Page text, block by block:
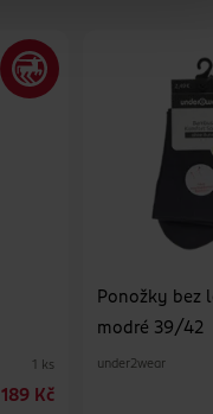
1 ks
189 Kč
Ponožky bez
modré 39/42
under2wear